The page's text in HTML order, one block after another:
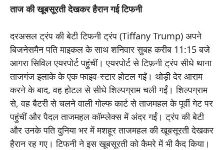
ताज की खूबसूरती देखकर हैरान गई टिफनी
दरअसल ट्रंप की बेटी टिफनी ट्रंप (Tiffany Trump) अपने
बिजनेसमैन पति माइकल के साथ शनिवार सुबह करीब 11:15 बजे
आगरा सिविल एयरपोर्ट पहुंचीं। एयरपोर्ट से टिफ़नी ट्रंप सीधे थाना
ताजगंज इलाके के एक फाइव-स्टार होटल गईं। थोड़ी देर आराम
करने के बाद, वह होटल से सीधे शिल्पग्राम चली गईं। शिल्पग्राम
से, वह बैटरी से चलने वाली गोल्फ कार्ट से ताजमहल के पूर्वी गेट पर
पहुंचीं और पैदल ताजमहल कॉम्प्लेक्स में अंदर गईं। ट्रंप की बेटी
और उनके पति दुनिया भर में मशहूर ताजमहल की खूबसूरती देखकर
हैरान रह गए। टिफनी ने इस खूबसूरती को कैमरे में भी कैद किया।